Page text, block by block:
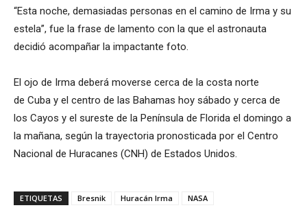
“Esta noche, demasiadas personas en el camino de Irma y su
estela”, fue la frase de lamento con la que el astronauta
decidió acompañar la impactante foto.
El ojo de Irma deberá moverse cerca de la costa norte
de Cuba y el centro de las Bahamas hoy sábado y cerca de
los Cayos y el sureste de la Península de Florida el domingo a
la mañana, según la trayectoria pronosticada por el Centro
Nacional de Huracanes (CNH) de Estados Unidos.
ETIQUETAS Bresnik Huracán Irma NASA